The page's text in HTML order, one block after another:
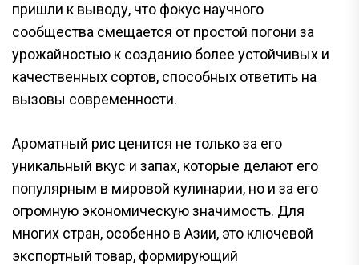
пришли к выводу, что фокус научного
сообщества смещается от простой погони за
урожайностью к созданию более устойчивых и
качественных сортов, способных ответить на
вызовы современности.
Ароматный рис ценится не только за его
уникальный вкус и запах, которые делают его
популярным в мировой кулинарии, но и за его
огромную экономическую значимость. Для
многих стран, особенно в Азии, это ключевой
экспортный товар, формирующий